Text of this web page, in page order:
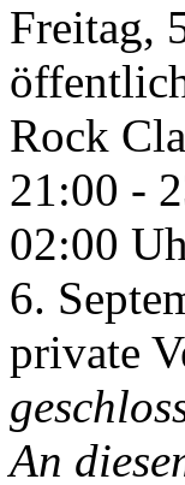
Freitag,
Rock
21:00 -
02:00
6.
private
An